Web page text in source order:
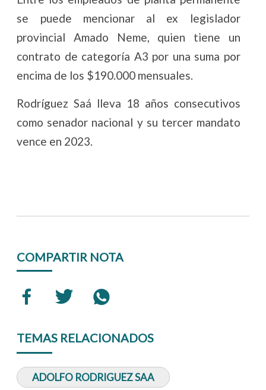
se puede mencionar al ex legislador
provincial Amado Neme, quien tiene un
contrato de categoría A3 por una suma por
encima de los $190.000 mensuales.
Rodríguez Saá lleva 18 años consecutivos
como senador nacional y su tercer mandato
vence en 2023.
COMPARTIR NOTA
TEMAS RELACIONADOS
ADOLFO RODRIGUEZ SAA